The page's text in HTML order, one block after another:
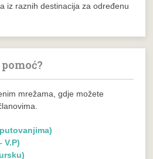
iz raznih destinacija za određenu
mrežama, gdje možete
V.P)